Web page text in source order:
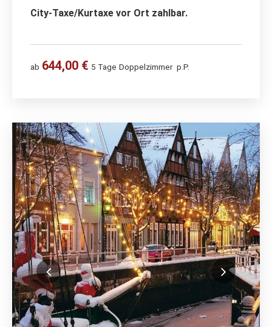
City-Taxe/Kurtaxe vor Ort zahlbar.
ab 644,00 € 5 Tage Doppelzimmer p.P.